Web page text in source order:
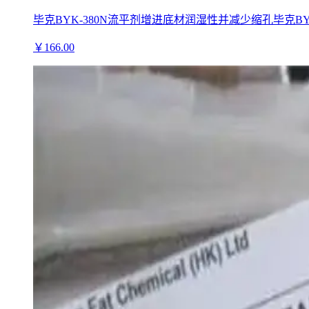
毕克BYK-380N流平剂增进底材润湿性并减少缩孔毕克
￥ 166.00